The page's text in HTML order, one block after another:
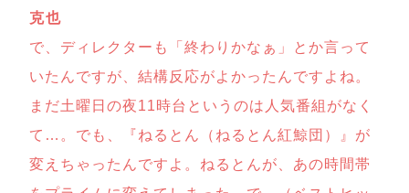
克也
で、ディレクターも「終わりかなぁ」とか言って
いたんですが、結構反応がよかったんですよね。
まだ土曜日の夜11時台というのは人気番組がなく
て…。でも、『ねるとん（ねるとん紅鯨団）』が
変えちゃったんですよ。ねるとんが、あの時間帯